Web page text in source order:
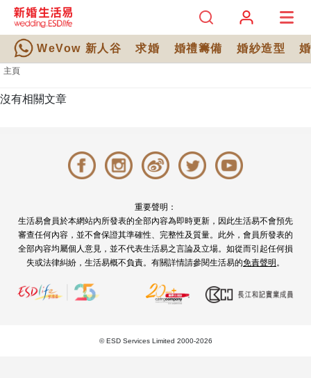
WeVow 新人谷 求婚 婚禮籌備 婚紗造型
主頁
沒有相關文章
重要聲明：
生活易會員於本網站內所發表的全部內容為即時更新，因此生活易不會預先
審查任何內容，並不會保證其準確性、完整性及質量。此外，會員所發表的
全部內容均屬個人意見，並不代表生活易之言論及立場。如從而引起任何損
失或法律糾紛，生活易概不負責。有關詳情請參閱生活易的免責聲明 。
© ESD Services Limited 2000-2026